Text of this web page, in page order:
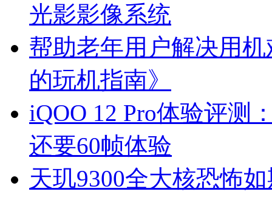
光影影像系统
帮助老年用户解决用
的玩机指南》
iQOO 12 Pro体验评测
还要60帧体验
天玑9300全大核恐怖